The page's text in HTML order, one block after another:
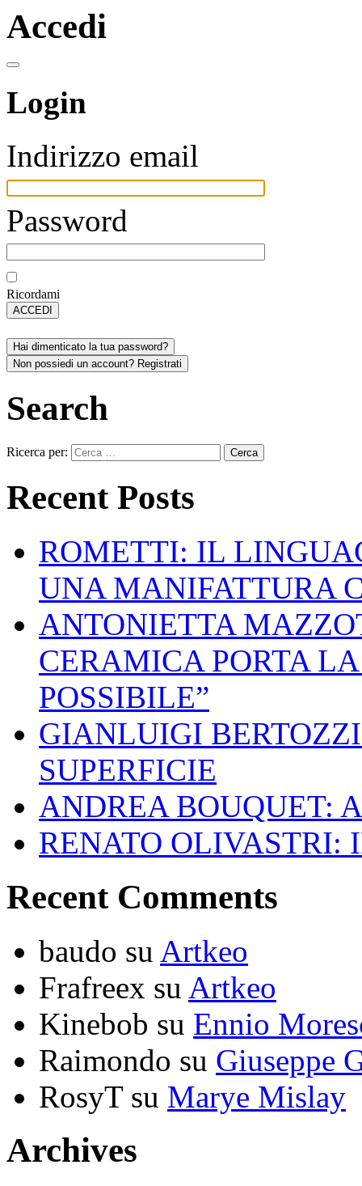
Accedi
Login
Indirizzo email
Password
Ricordami
ACCEDI
Hai dimenticato la tua password?
Non possiedi un account? Registrati
Search
Ricerca per:
Recent Posts
ROMETTI: IL
UNA MANIFATTURA
ANTONIETTA
CERAMICA PORTA
POSSIBILE”
GIANLUIGI
SUPERFICIE
ANDREA BOUQUET:
RENATO OLIVASTRI:
Recent Comments
baudo su Artkeo
Frafreex su Artkeo
Kinebob su Ennio
Raimondo su Giuseppe
RosyTsu Marye Mislay
Archives